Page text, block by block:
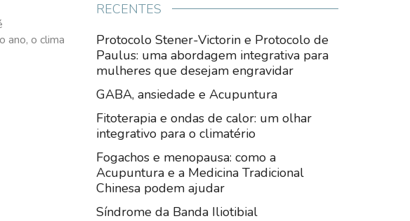
ano, o clima
RECENTES
Protocolo Stener-Victorin e Protocolo de
Paulus: uma abordagem integrativa para
mulheres que desejam engravidar
GABA, ansiedade e Acupuntura
Fitoterapia e ondas de calor: um olhar
integrativo para o climatério
Fogachos e menopausa: como a
Acupuntura e a Medicina Tradicional
Chinesa podem ajudar
Síndrome da Banda Iliotibial